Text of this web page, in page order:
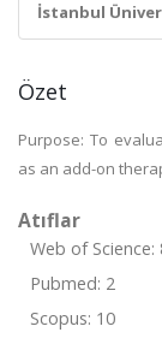
İstanbul
Özet
Purpose: To
as an add-on
Atıflar
Web of Science:
Pubmed: 2
Scopus: 10